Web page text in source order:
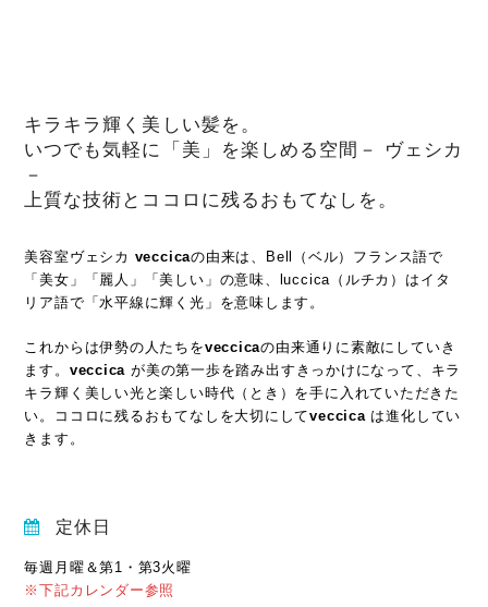
キラキラ輝く美しい髪を。
いつでも気軽に「美」を楽しめる空間－ ヴェシカ
－
上質な技術とココロに残るおもてなしを。
美容室ヴェシカ veccicaの由来は、Bell（ベル）フランス語で
「美女」「麗人」「美しい」の意味、luccica（ルチカ）はイタ
リア語で「水平線に輝く光」を意味します。
これからは伊勢の人たちをveccicaの由来通りに素敵にしていき
ます。 veccica が美の第一歩を踏み出すきっかけになって、キラ
キラ輝く美しい光と楽しい時代（とき）を手に入れていただきた
い。ココロに残るおもてなしを大切にしてveccicaは進化してい
きます。
定休日
毎週月曜＆第1・第3火曜
※下記カレンダー参照